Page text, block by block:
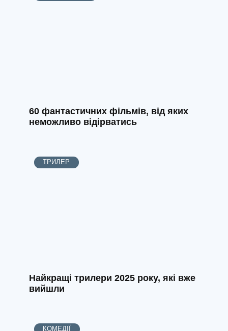
60 фантастичних фільмів, від яких
неможливо відірватись
ТРИЛЕР
Найкращі трилери 2025 року, які вже
вийшли
КОМЕДІЇ